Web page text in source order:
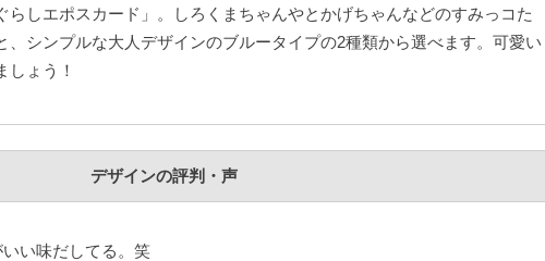
らしエポスカード」。しろくまちゃんやとかげちゃんなどのすみっコた
、シンプルな大人デザインのブルータイプの2種類から選べます。可愛い
しょう！
デザインの評判・声
い味だしてる。笑